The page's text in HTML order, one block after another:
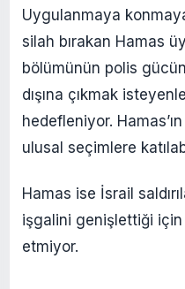
Uygulanmaya
silah bırakan Hamas
bölümünün polis
dışına çıkmak
hedefleniyor.
ulusal seçimlere
Hamas ise İsrail
işgalini genişlettiği için
etmiyor.